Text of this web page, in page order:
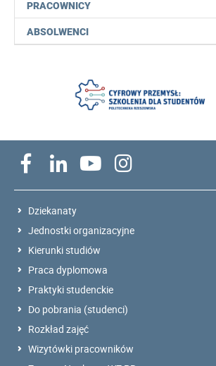
PRACOWNICY
ABSOLWENCI
Dziekanaty
Jednostki organizacyjne
Kierunki studiów
Praca dyplomowa
Praktyki studenckie
Do pobrania (studenci)
Rozkład zajęć
Wizytówki pracowników